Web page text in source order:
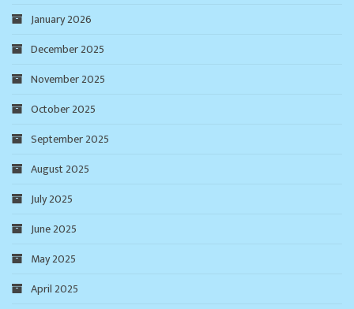
January 2026
December 2025
November 2025
October 2025
September 2025
August 2025
July 2025
June 2025
May 2025
April 2025